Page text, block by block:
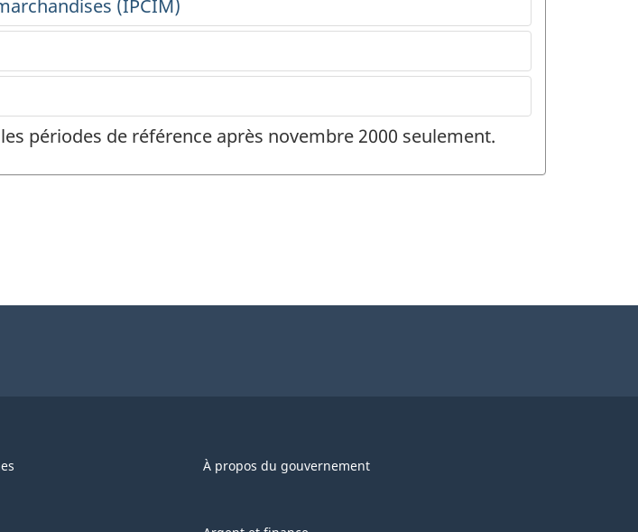
périodes de référence après novembre 2000 seulement.
À propos du gouvernement